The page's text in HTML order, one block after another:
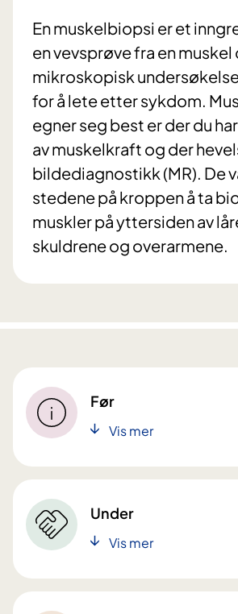
En muskelbiopsi er et
en vevsprøve fra en muskel
mikroskopisk
for å lete etter sykdom.
egner seg best er der du
av muskelkraft og der
bildediagnostikk (MR). De
stedene på kroppen å ta
muskler på yttersiden av
skuldrene og overarmene.
Før
Vis mer
Under
Vis mer